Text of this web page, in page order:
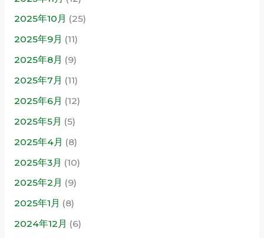
2025年10月 (25)
2025年9月 (11)
2025年8月 (9)
2025年7月 (11)
2025年6月 (12)
2025年5月 (5)
2025年4月 (8)
2025年3月 (10)
2025年2月 (9)
2025年1月 (8)
2024年12月 (6)